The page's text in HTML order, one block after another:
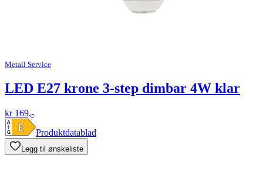
Metall Service
LED E27 krone 3-step dimbar 4W klar
kr 169,-
Produktdatablad
Legg til ønskeliste